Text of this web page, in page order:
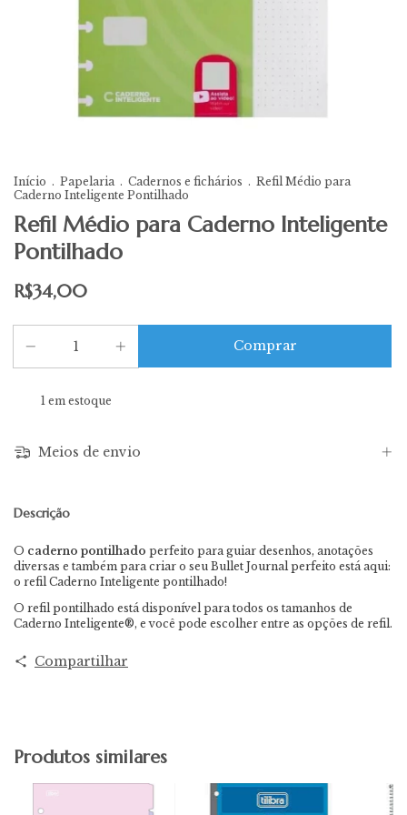
Início . Papelaria . Cadernos e fichários . Refil Médio para
Caderno Inteligente Pontilhado
Refil Médio para Caderno Inteligente
Pontilhado
R$34,00
1em estoque
Meios de envio
Descrição
O caderno pontilhado perfeito para guiar desenhos, anotações
diversas e também para criar o seu Bullet Journal perfeito está aqui:
o refil Caderno Inteligente pontilhado!
O refil pontilhado está disponível para todos os tamanhos de
Caderno Inteligente®, e você pode escolher entre as opções de refil.
Compartilhar
Produtos similares